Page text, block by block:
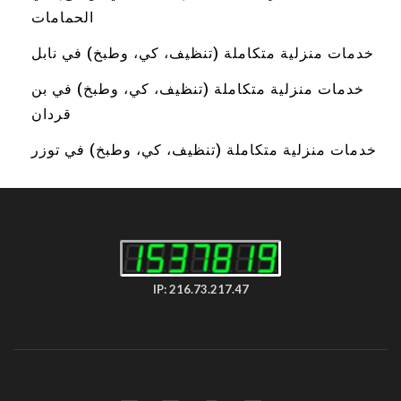
الحمامات
خدمات منزلية متكاملة (تنظيف، كي، وطبخ) في نابل
خدمات منزلية متكاملة (تنظيف، كي، وطبخ) في بن
قردان
خدمات منزلية متكاملة (تنظيف، كي، وطبخ) في توزر
IP: 216.73.217.47